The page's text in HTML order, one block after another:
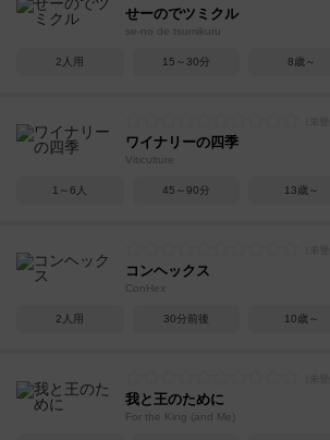
せーのでツミクル
se-no de tsumikuru
2人用 15～30分 8歳～
ワイナリーの四季
Viticulture
1～6人 45～90分 13歳～
コンヘックス
ConHex
2人用 30分前後 10歳～
我と王のために
For the King (and Me)